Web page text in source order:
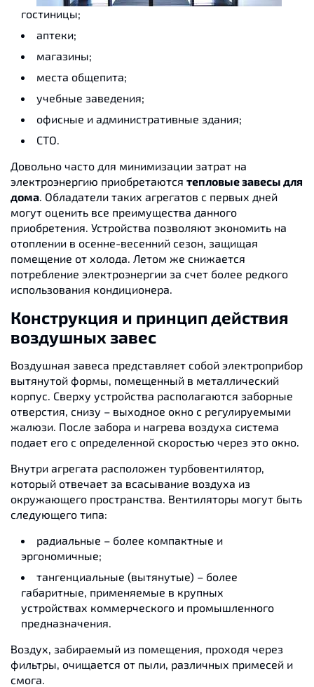
гостиницы;
аптеки;
магазины;
места общепита;
учебные заведения;
офисные и административные здания;
СТО.
Довольно часто для минимизации затрат на
электроэнергию приобретаются тепловые завесы для
дома . Обладатели таких агрегатов с первых дней
могут оценить все преимущества данного
приобретения. Устройства позволяют экономить на
отоплении в осенне-весенний сезон, защищая
помещение от холода. Летом же снижается
потребление электроэнергии за счет более редкого
использования кондиционера.
Конструкция и принцип действия
воздушных завес
Воздушная завеса представляет собой электроприбор
вытянутой формы, помещенный в металлический
корпус. Сверху устройства располагаются заборные
отверстия, снизу – выходное окно с регулируемыми
жалюзи. После забора и нагрева воздуха система
подает его с определенной скоростью через это окно.
Внутри агрегата расположен турбовентилятор,
который отвечает за всасывание воздуха из
окружающего пространства. Вентиляторы могут быть
следующего типа:
радиальные – более компактные и
эргономичные;
тангенциальные (вытянутые) – более
габаритные, применяемые в крупных
устройствах коммерческого и промышленного
предназначения.
Воздух, забираемый из помещения, проходя через
фильтры, очищается от пыли, различных примесей и
смога.